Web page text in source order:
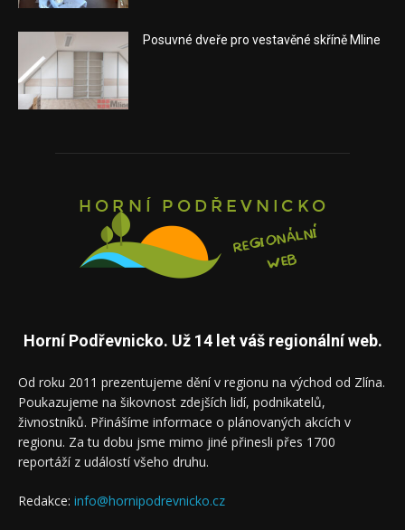
Posuvné dveře pro vestavěné skříně Mline
Horní Podřevnicko. Už 14 let váš regionální web.
Od roku 2011 prezentujeme dění v regionu na východ od Zlína.
Poukazujeme na šikovnost zdejších lidí, podnikatelů,
živnostníků. Přinášíme informace o plánovaných akcích v
regionu. Za tu dobu jsme mimo jiné přinesli přes 1700
reportáží z událostí všeho druhu.
Redakce: info@hornipodrevnicko.cz